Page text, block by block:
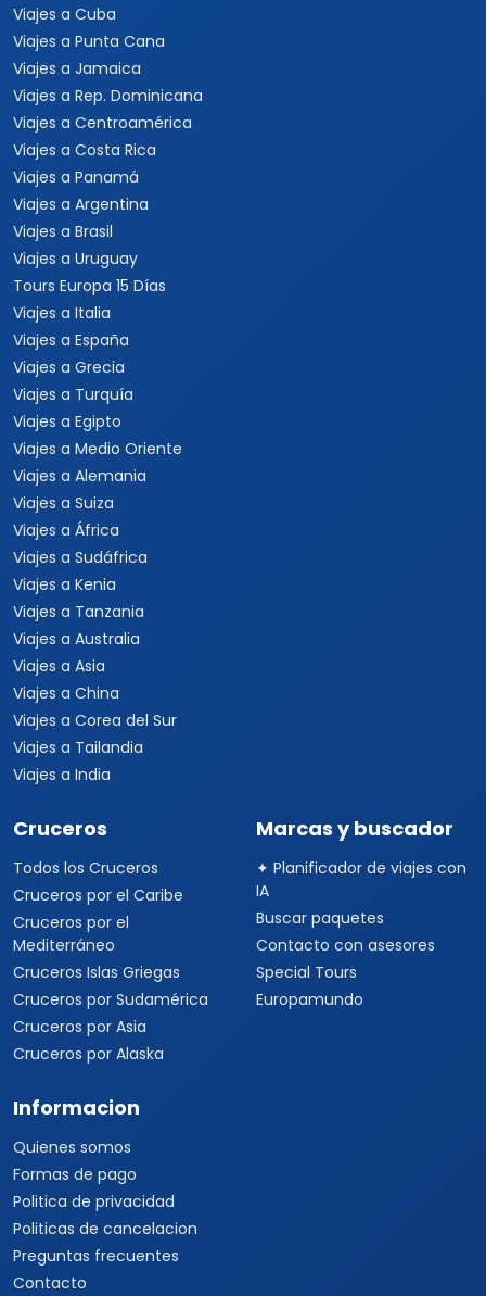
Viajes a Cuba
Viajes a Punta Cana
Viajes a Jamaica
Viajes a Rep. Dominicana
Viajes a Centroamérica
Viajes a Costa Rica
Viajes a Panamá
Viajes a Argentina
Viajes a Brasil
Viajes a Uruguay
Tours Europa 15 Días
Viajes a Italia
Viajes a España
Viajes a Grecia
Viajes a Turquía
Viajes a Egipto
Viajes a Medio Oriente
Viajes a Alemania
Viajes a Suiza
Viajes a África
Viajes a Sudáfrica
Viajes a Kenia
Viajes a Tanzania
Viajes a Australia
Viajes a Asia
Viajes a China
Viajes a Corea del Sur
Viajes a Tailandia
Viajes a India
Cruceros
Todos los Cruceros
Cruceros por el Caribe
Cruceros por el
Mediterráneo
Cruceros Islas Griegas
Cruceros por Sudamérica
Cruceros por Asia
Cruceros por Alaska
Marcas y buscador
✦ Planificador de viajes con
IA
Buscar paquetes
Contacto con asesores
Special Tours
Europamundo
Informacion
Quienes somos
Formas de pago
Politica de privacidad
Politicas de cancelacion
Preguntas frecuentes
Contacto